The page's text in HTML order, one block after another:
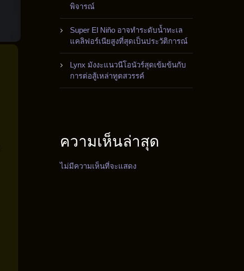
พิจารณ์
Super El Niño อาจทำระดับน้ำทะเล
แคลิฟอร์เนียสูงที่สุดเป็นประวัติการณ์
Lynx มังงะแนวนีโอนัวร์สุดเข้มข้นกับ
การต่อสู้เหล่าทูตสวรรค์
ความเห็นล่าสุด
ไม่มีความเห็นที่จะแสดง